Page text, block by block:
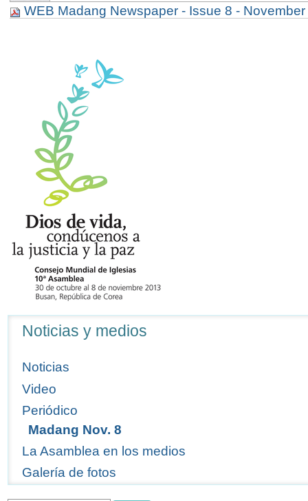
p. 2
WEB Madang Newspaper - Issue 8 -
Noticias y medios
Noticias
Video
Periódico
Madang Nov. 8
La Asamblea en los medios
Galería de fotos